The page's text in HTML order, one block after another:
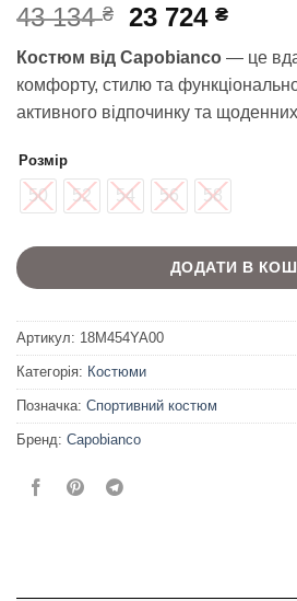
43 134₴
Оригінальна
ціна:
43
134 ₴.
23 724₴
23
724
Костюм від Capobianco — це
комфорту, стилю та
активного відпочинку та
Розмір
50 52 54 56 58
ДОДАТИ В
Артикул: 18M454YA00
Категорія: Костюми
Позначка: Спортивний костюм
Бренд: Capobianco